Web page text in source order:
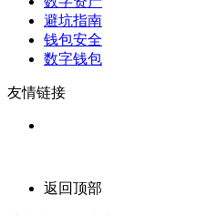
避坑指南
钱包安全
数字钱包
友情链接
返回顶部